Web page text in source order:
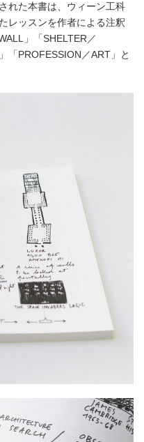
れた本書は、ウィーン工科
レッスンを作者による注釈
」「SHELTER／
「PROFESSION／ART」と